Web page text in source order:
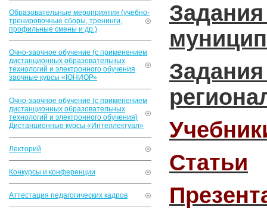
Образовательные мероприятия (учебно-
тренировочные сборы, тренинги,
профильные смены и др.)
Очно-заочное обучение (с применением
дистанционных образовательных
технологий и электронного обучения
заочные курсы «ЮНИОР»
Очно-заочное обучение (с применением
дистанционных образовательных
технологий и электронного обучения)
Дистанционные курсы «Интеллектуал»
Лекторий
Конкурсы и конференции
Аттестация педагогических кадров
Статьи